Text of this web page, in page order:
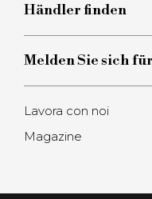
Händler finden
Melden Sie sich
Lavora con noi
Magazine